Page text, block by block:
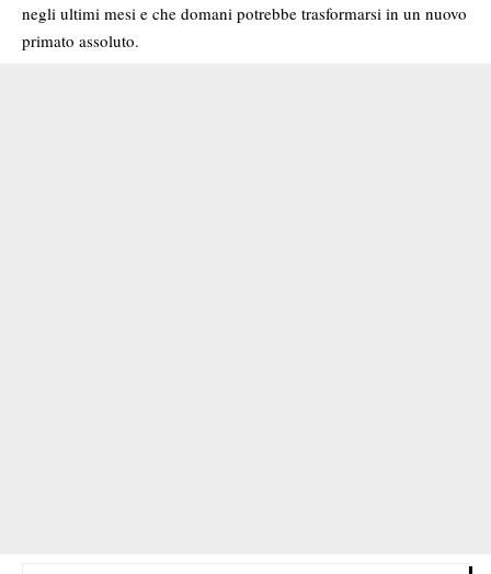
negli ultimi mesi e che domani potrebbe trasformarsi in un nuovo
primato assoluto.